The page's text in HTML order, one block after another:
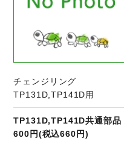
チェンジリング
TP131D,TP141D用
TP131D,TP141D共通部品
600円(税込660円)